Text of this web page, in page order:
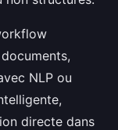
NLP ou
directe dans